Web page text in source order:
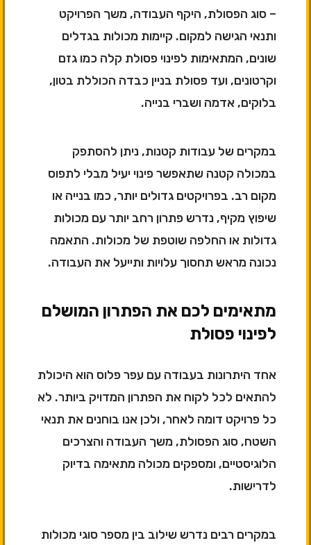
– סוג הפסולת, היקף העבודה, משך הפרויקט
ותנאי הגישה למקום. קיימות מכולות בגדלים
שונים, המתאימות לפינוי פסולת קלה כמו גזם
וקרטונים, ועד פסולת בניין כבדה הכוללת בטון,
בלוקים, אדמה ושברי בנייה.
במקרים של עבודות קטנות, ניתן להסתפק
במכולה קטנה שתאפשר פינוי יעיל מבלי לתפוס
מקום רב. בפרויקטים גדולים יותר, כמו בנייה או
שיפוץ מקיף, נדרש פתרון רחב יותר עם מכולות
גדולות או החלפה שוטפת של מכולות. התאמה
נכונה מראש תחסוך עלויות ותייעל את העבודה.
מתאימים לכם את הפתרון המושלם
לפינוי פסולת
אחד היתרונות בעבודה עם עפר פלוס הוא היכולת
להתאים לכל לקוח את הפתרון המדויק ביותר. לא
כל פרויקט דומה לאחר, ולכן אנו בוחנים את תנאי
השטח, סוג הפסולת, משך העבודה והצרכים
הלוגיסטיים, ומספקים מכולה מתאימה בדיוק
לדרישות.
במקרים רבים נדרש שילוב בין מספר סוגי מכולות